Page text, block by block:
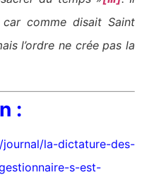
car comme disait Saint
l’ordre ne crée pas la
:
journal/la-dictature-des-
s-est-